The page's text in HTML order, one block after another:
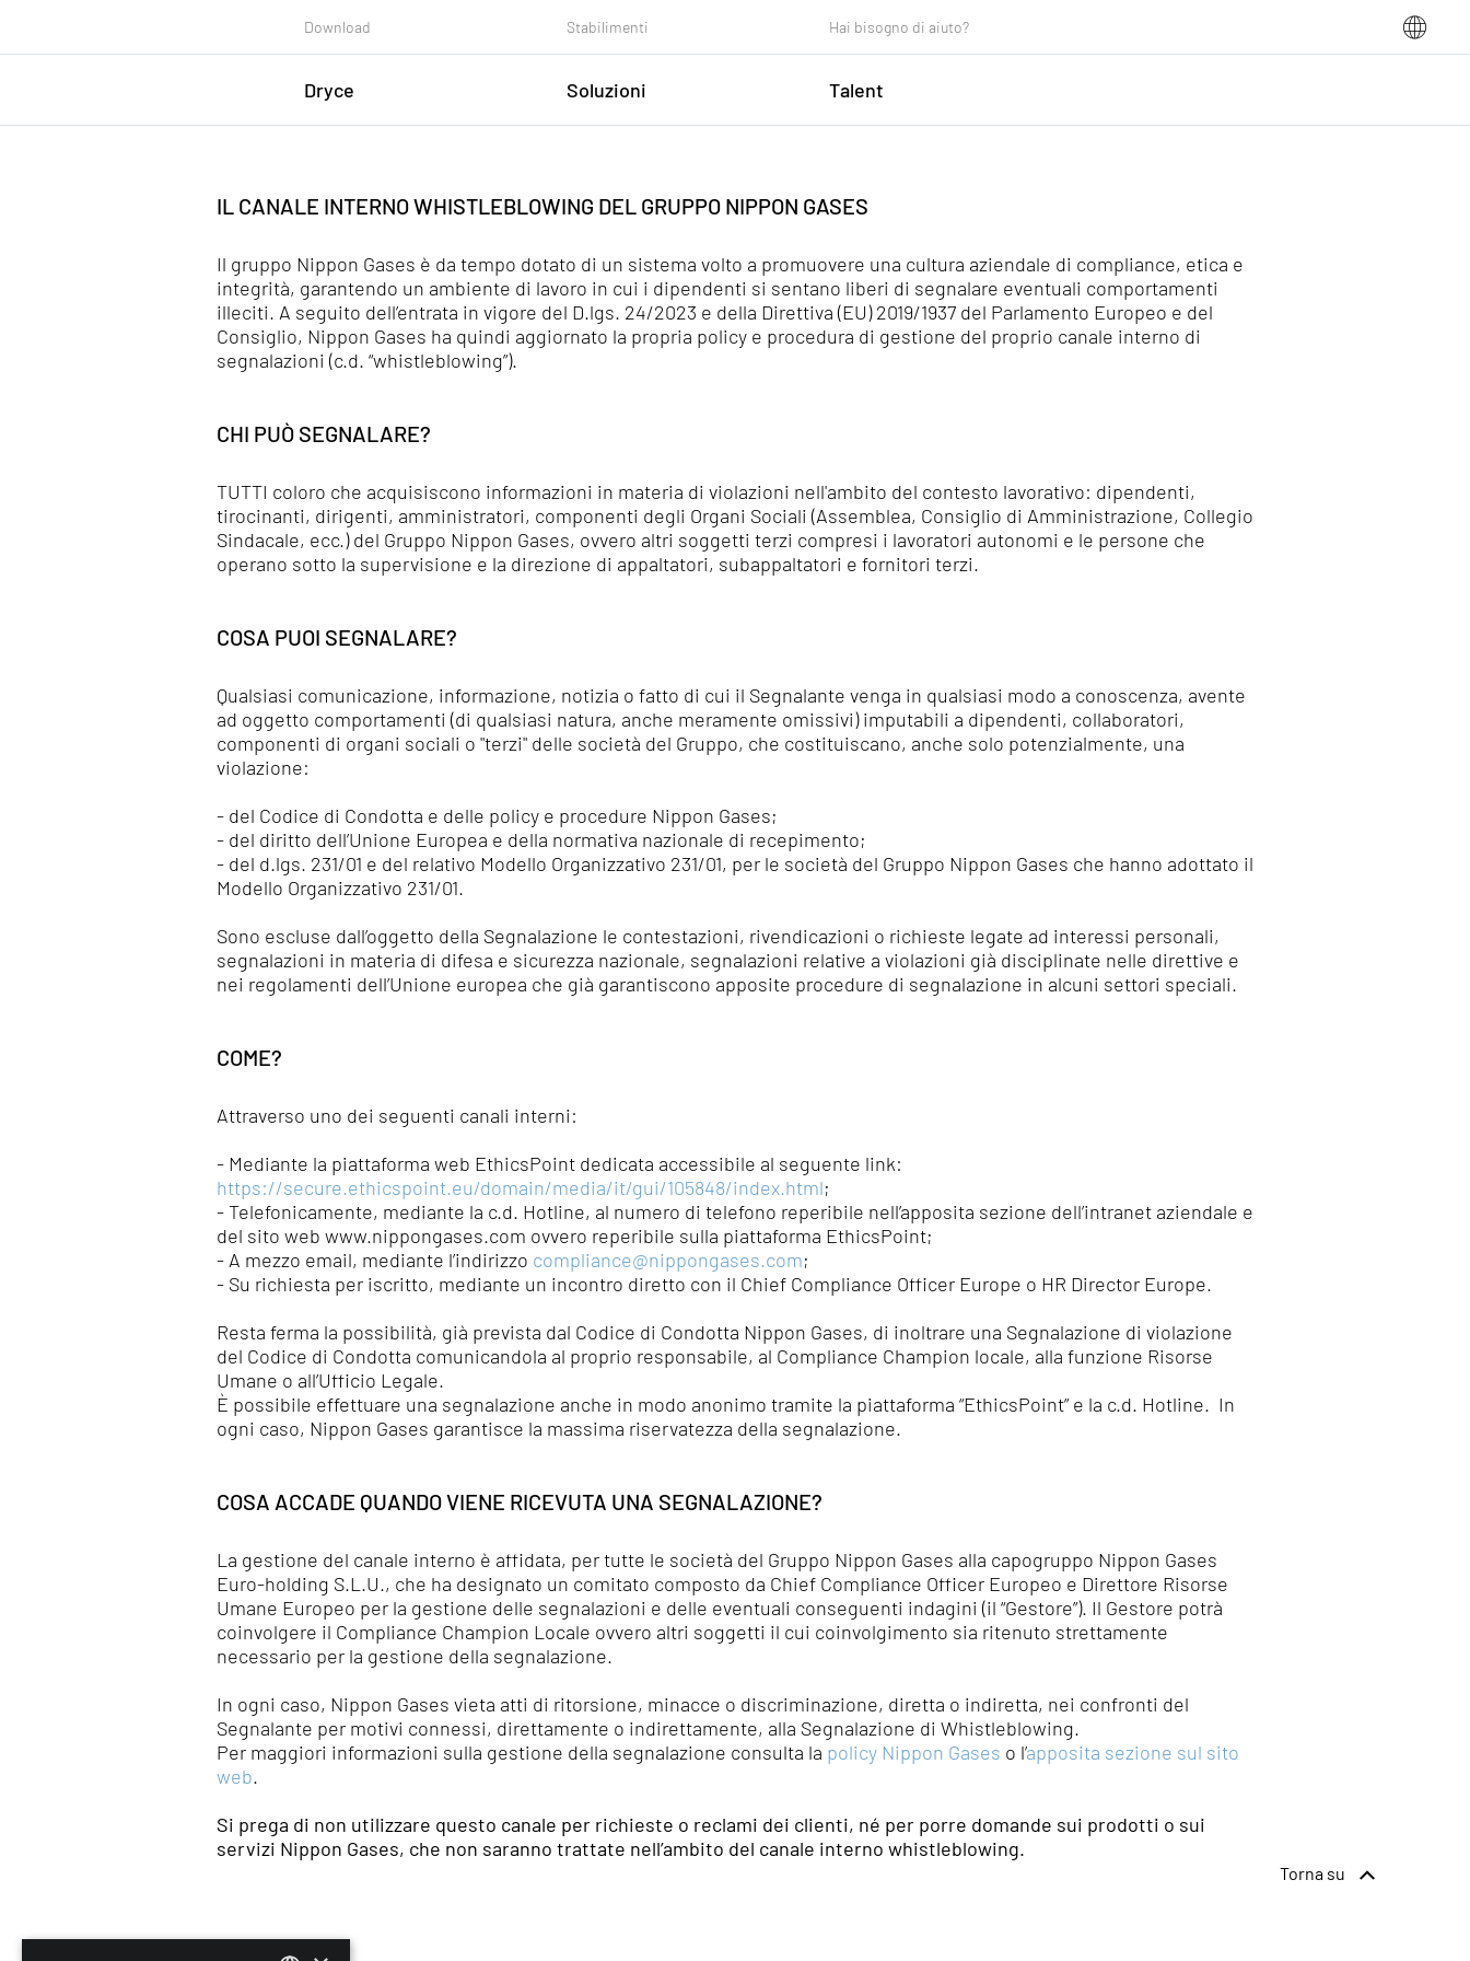
Dryce
Dryce in Italia Sostenibilità ambientale
Compliance
Soluzioni
DryceShipping
Talent
Download Stabilimenti Hai bisogno di aiuto?
IL CANALE INTERNO WHISTLEBLOWING DEL GRUPPO NIPPON GASES
Il gruppo Nippon Gases è da tempo dotato di un sistema volto a promuovere una cultura aziendale di compliance, etica e
integrità, garantendo un ambiente di lavoro in cui i dipendenti si sentano liberi di segnalare eventuali comportamenti
illeciti. A seguito dell’entrata in vigore del D.lgs. 24/2023 e della Direttiva (EU) 2019/1937 del Parlamento Europeo e del
Consiglio, Nippon Gases ha quindi aggiornato la propria policy e procedura di gestione del proprio canale interno di
segnalazioni (c.d. “whistleblowing”).
CHI PUÒ SEGNALARE?
TUTTI coloro che acquisiscono informazioni in materia di violazioni nell'ambito del contesto lavorativo: dipendenti,
tirocinanti, dirigenti, amministratori, componenti degli Organi Sociali (Assemblea, Consiglio di Amministrazione, Collegio
Sindacale, ecc.) del Gruppo Nippon Gases, ovvero altri soggetti terzi compresi i lavoratori autonomi e le persone che
operano sotto la supervisione e la direzione di appaltatori, subappaltatori e fornitori terzi.
COSA PUOI SEGNALARE?
Qualsiasi comunicazione, informazione, notizia o fatto di cui il Segnalante venga in qualsiasi modo a conoscenza, avente
ad oggetto comportamenti (di qualsiasi natura, anche meramente omissivi) imputabili a dipendenti, collaboratori,
componenti di organi sociali o "terzi" delle società del Gruppo, che costituiscano, anche solo potenzialmente, una
violazione:
- del Codice di Condotta e delle policy e procedure Nippon Gases;
- del diritto dell’Unione Europea e della normativa nazionale di recepimento;
- del d.lgs. 231/01 e del relativo Modello Organizzativo 231/01, per le società del Gruppo Nippon Gases che hanno adottato il
Modello Organizzativo 231/01.
Sono escluse dall’oggetto della Segnalazione le contestazioni, rivendicazioni o richieste legate ad interessi personali,
segnalazioni in materia di difesa e sicurezza nazionale, segnalazioni relative a violazioni già disciplinate nelle direttive e
nei regolamenti dell’Unione europea che già garantiscono apposite procedure di segnalazione in alcuni settori speciali.
COME?
Attraverso uno dei seguenti canali interni:
- Mediante la piattaforma web EthicsPoint dedicata accessibile al seguente link:
https://secure.ethicspoint.eu/domain/media/it/gui/105848/index.html;
- Telefonicamente, mediante la c.d. Hotline, al numero di telefono reperibile nell’apposita sezione dell’intranet aziendale e
del sito web www.nippongases.com ovvero reperibile sulla piattaforma EthicsPoint;
- A mezzo email, mediante l’indirizzo compliance@nippongases.com;
- Su richiesta per iscritto, mediante un incontro diretto con il Chief Compliance Officer Europe o HR Director Europe.
Resta ferma la possibilità, già prevista dal Codice di Condotta Nippon Gases, di inoltrare una Segnalazione di violazione
del Codice di Condotta comunicandola al proprio responsabile, al Compliance Champion locale, alla funzione Risorse
Umane o all’Ufficio Legale.
È possibile effettuare una segnalazione anche in modo anonimo tramite la piattaforma “EthicsPoint” e la c.d. Hotline. In
ogni caso, Nippon Gases garantisce la massima riservatezza della segnalazione.
COSA ACCADE QUANDO VIENE RICEVUTA UNA SEGNALAZIONE?
La gestione del canale interno è affidata, per tutte le società del Gruppo Nippon Gases alla capogruppo Nippon Gases
Euro-holding S.L.U., che ha designato un comitato composto da Chief Compliance Officer Europeo e Direttore Risorse
Umane Europeo per la gestione delle segnalazioni e delle eventuali conseguenti indagini (il “Gestore”). Il Gestore potrà
coinvolgere il Compliance Champion Locale ovvero altri soggetti il cui coinvolgimento sia ritenuto strettamente
necessario per la gestione della segnalazione.
In ogni caso, Nippon Gases vieta atti di ritorsione, minacce o discriminazione, diretta o indiretta, nei confronti del
Segnalante per motivi connessi, direttamente o indirettamente, alla Segnalazione di Whistleblowing.
Per maggiori informazioni sulla gestione della segnalazione consulta la policy Nippon Gases o l’apposita sezione sul sito
web.
Si prega di non utilizzare questo canale per richieste o reclami dei clienti, né per porre domande sui prodotti o sui
servizi Nippon Gases, che non saranno trattate nell’ambito del canale interno whistleblowing.
Torna su